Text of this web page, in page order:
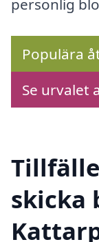
personlig
Populära
Se urvalet
skicka